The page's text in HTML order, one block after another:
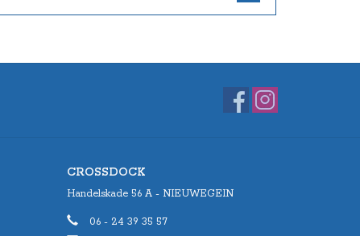
CROSSDOCK
Handelskade 56 A - NIEUWEGEIN
06 - 24 39 35 57